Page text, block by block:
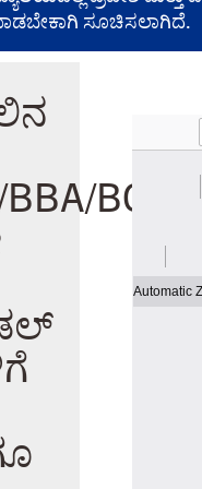
ಸೂಚಿಸಲಾಗಿದೆ.
BCA/